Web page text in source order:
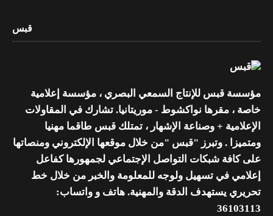
قبس
مؤسسة قبس للإنتاج السمعي البصري ، مؤسسة إعلامية
خاصة ، مقرها نواكشوط - موريتانيا. تشارك في المقاولات
الإعلامية + وصناعة الإشهار ، تمتلك قبس طاقما مهنيا
ومتميزا . وتبرز "قبس "من خلال موقعها الإلكتروني ومنصاتها
على كافة شبكات التواصل الإجتماعي لجمهورها كفاعل
إعلامي في تسهيل ولوجه للمعلومة والخبر من خلال خط
تحريري يستهدف الدقة والمهنية. هاتف و واتساب:
36103113